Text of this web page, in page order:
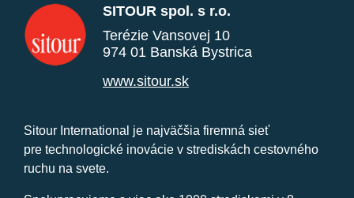
SITOUR spol. s r.o.
Terézie Vansovej 10
974 01 Banská Bystrica
www.sitour.sk
Sitour International je najväčšia firemná sieť
pre technologické inovácie v strediskách cestovného
ruchu na svete.